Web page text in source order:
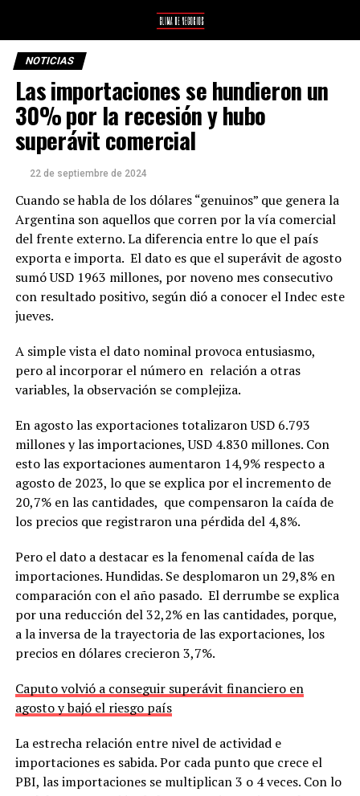
NOTICIAS
Las importaciones se hundieron un
30% por la recesión y hubo
superávit comercial
22 de septiembre de 2024
Cuando se habla de los dólares “genuinos” que genera la
Argentina son aquellos que corren por la vía comercial
del frente externo. La diferencia entre lo que el país
exporta e importa. El dato es que el superávit de agosto
sumó USD 1963 millones, por noveno mes consecutivo
con resultado positivo, según dió a conocer el Indec este
jueves.
A simple vista el dato nominal provoca entusiasmo,
pero al incorporar el número en relación a otras
variables, la observación se complejiza.
En agosto las exportaciones totalizaron USD 6.793
millones y las importaciones, USD 4.830 millones. Con
esto las exportaciones aumentaron 14,9% respecto a
agosto de 2023, lo que se explica por el incremento de
20,7% en las cantidades, que compensaron la caída de
los precios que registraron una pérdida del 4,8%.
Pero el dato a destacar es la fenomenal caída de las
importaciones. Hundidas. Se desplomaron un 29,8% en
comparación con el año pasado. El derrumbe se explica
por una reducción del 32,2% en las cantidades, porque,
a la inversa de la trayectoria de las exportaciones, los
precios en dólares crecieron 3,7%.
Caputo volvió a conseguir superávit financiero en
agosto y bajó el riesgo país
La estrecha relación entre nivel de actividad e
importaciones es sabida. Por cada punto que crece el
PBI, las importaciones se multiplican 3 o 4 veces. Con lo